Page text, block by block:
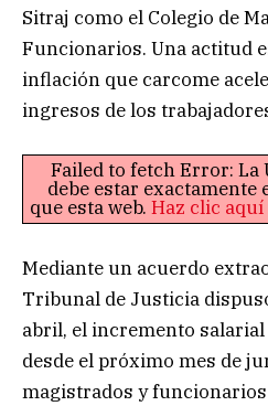
Sitraj como el Colegio de
Funcionarios. Una actitud
inflación que carcome
ingresos de los
Failed to fetch Error: La
debe estar
que esta web. Haz clic
Mediante un acuerdo
Tribunal de Justicia
abril, el incremento
desde el próximo mes de
magistrados y